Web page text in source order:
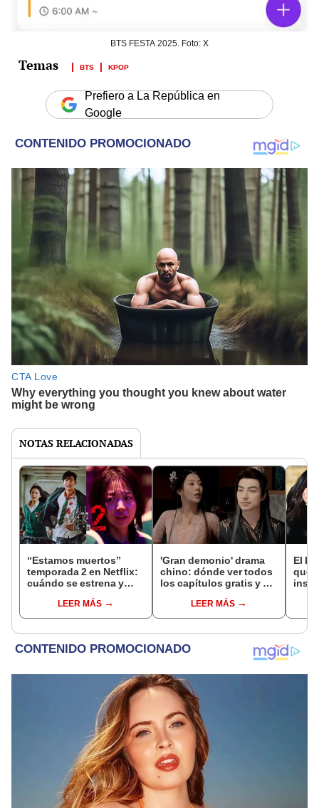
BTS FESTA 2025. Foto: X
BTS KPOP
Prefiero a La República en
Google
NOTAS RELACIONADAS
“Estamos muertos”
temporada 2 en Netflix:
cuándo se estrena y
temporadaLEER MÁS
'Gran demonio' drama
chino: dónde ver todos
los capítulos gratis y en
LEER MÁS
El k-
que